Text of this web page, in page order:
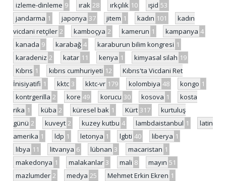
izleme-dinleme 9 ırak 28 ırkçılık 10 ışid 53
jandarma 1 japonya 37 jitem 1 kadın 101
kadın
vicdani retçiler 2 kamboçya 2 kamerun 1 kampanya 4
kanada 9 karabağ 4 karaburun bilim kongresi 1
karadeniz 2 katar 11 kenya 1 kimyasal silah 19
Kıbrıs 1 kıbrıs cumhuriyeti 12
Kıbrıs'ta Vicdani Ret
İnisiyatifi 1 kktc 3 kktc-vr 179 kolombiya 48 kongo 1
kontrgerilla 2 kore 49 korucu 30 kosova 1
kosta
rika 1 küba 2 küresel bak 1 Kürt 317
kurtuluş
günü 2 kuveyt 2 kuzey kutbu 4 lambdaistanbul 1
latin
amerika 1 ldp 1 letonya 1 lgbti 40 liberya 1
libya 11 litvanya 6 lübnan 3 macaristan 1
makedonya 1 malakanlar 3 mali 8 mayın 51
mazlumder 2 medya 25 Mehmet Erkin Ekren 1